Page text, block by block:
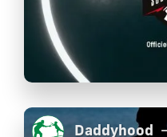
Daddyhood